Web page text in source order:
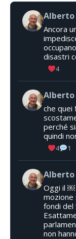
Alberto
Ancora
disastri
4
Alberto
che quei
perché
quindi
4 1
Alberto
Oggi il ￼
mozione
fondi del
non